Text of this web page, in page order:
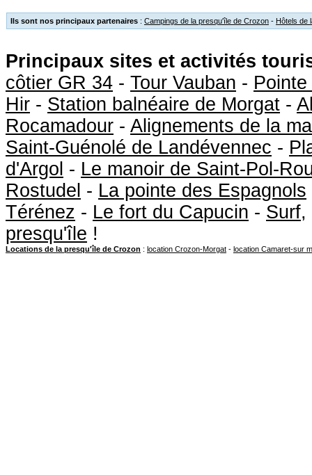
Ils sont nos principaux partenaires : Campings de la presqu'île de Crozon - Hôtels de
Principaux sites et activités
côtier GR 34 - Tour Vauban -
Hir - Station balnéaire de Morgat -
Rocamadour - Alignements de la
Saint-Guénolé de Landévennec -
d'Argol - Le manoir de Saint-Pol-
Rostudel - La pointe des Espagnols
Térénez - Le fort du Capucin - Surf,
presqu'île !
Locations de la presqu'île de Crozon : location Crozon-Morgat - location Camaret-sur